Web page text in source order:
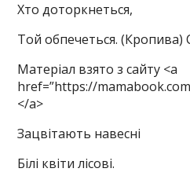
Хто доторкнеться,
Той обпечеться. (Кропива)
Матеріал взято з сайту <a
href=”https://
</a>
Зацвітають навесні
Білі квіти лісові.